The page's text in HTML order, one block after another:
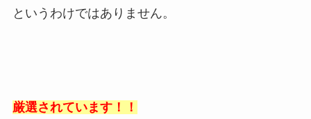
というわけではありません。
厳選されています！！